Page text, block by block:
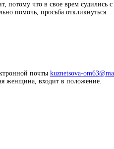
что в свое врем судились
помочь, просьба откликнуться.
почты kuznetsova-
женщина, входит в положение.